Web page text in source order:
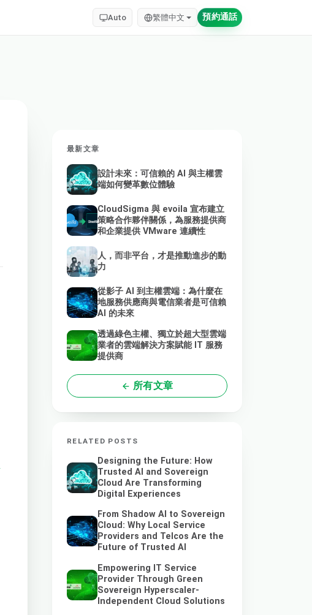
Auto 繁體中文 預約通話
最新文章
設計未來：可信賴的 AI 與主權雲
端如何變革數位體驗
CloudSigma 與 evoila 宣布建立
策略合作夥伴關係，為服務提供商
和企業提供 VMware 連續性
人，而非平台，才是推動進步的動
力
從影子 AI 到主權雲端：為什麼在
地服務供應商與電信業者是可信賴
AI 的未來
透過綠色主權、獨立於超大型雲端
業者的雲端解決方案賦能 IT 服務
提供商
所有文章
RELATED POSTS
Designing the Future: How
Trusted AI and Sovereign
Cloud Are Transforming
Digital Experiences
From Shadow AI to Sovereign
Cloud: Why Local Service
Providers and Telcos Are the
Future of Trusted AI
Empowering IT Service
Provider Through Green
Sovereign Hyperscaler-
Independent Cloud Solutions